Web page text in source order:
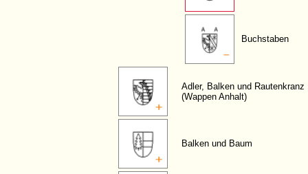
Buchstaben
Adler, Balken und Rautenkranz
(Wappen Anhalt)
Balken und Baum